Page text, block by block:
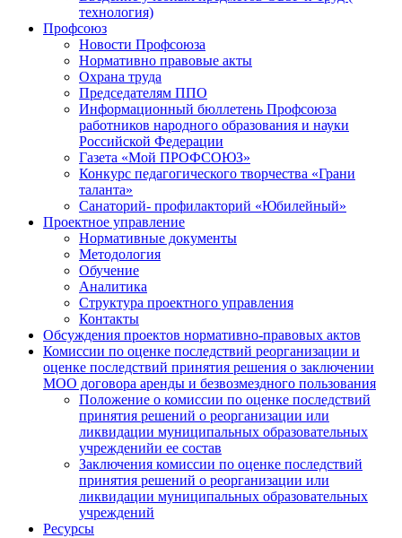
технология)
Профсоюз
Новости Профсоюза
Нормативно правовые акты
Охрана труда
Председателям ППО
Информационный бюллетень Профсоюза
работников народного образования и науки
Российской Федерации
Газета «Мой ПРОФСОЮЗ»
Конкурс педагогического творчества «Грани
таланта»
Санаторий- профилакторий «Юбилейный»
Проектное управление
Нормативные документы
Методология
Обучение
Аналитика
Структура проектного управления
Контакты
Обсуждения проектов нормативно-правовых актов
Комиссии по оценке последствий реорганизации и
оценке последствий принятия решения о заключении
МОО договора аренды и безвозмездного пользования
Положение о комиссии по оценке последствий
принятия решений о реорганизации или
ликвидации муниципальных образовательных
учрежденийи ее состав
Заключения комиссии по оценке последствий
принятия решений о реорганизации или
ликвидации муниципальных образовательных
учреждений
Ресурсы